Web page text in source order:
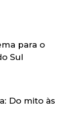
para o
Sul
Do mito às